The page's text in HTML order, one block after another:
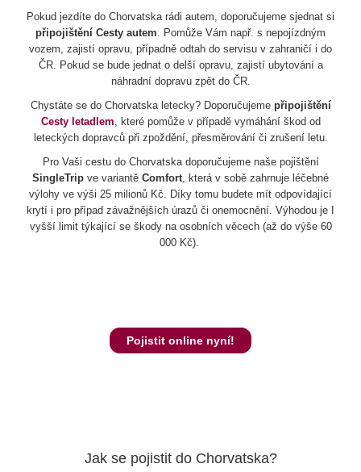
Pokud jezdíte do Chorvatska rádi autem, doporučujeme sjednat si
připojištění Cesty autem. Pomůže Vám např. s nepojízdným
vozem, zajistí opravu, případně odtah do servisu v zahraničí i do
ČR. Pokud se bude jednat o delší opravu, zajistí ubytování a
náhradní dopravu zpět do ČR.
Chystáte se do Chorvatska letecky? Doporučujeme připojištění
Cesty letadlem, které pomůže v případě vymáhání škod od
leteckých dopravců při zpoždění, přesměrování či zrušení letu.
Pro Vaši cestu do Chorvatska doporučujeme naše pojištění
SingleTrip ve variantě Comfort, která v sobě zahrnuje léčebné
výlohy ve výši 25 milionů Kč. Díky tomu budete mít odpovídající
krytí i pro případ závažnějších úrazů či onemocnění. Výhodou je I
vyšší limit týkající se škody na osobních věcech (až do výše 60
000 Kč).
Pojistit online nyní!
Jak se pojistit do Chorvatska?